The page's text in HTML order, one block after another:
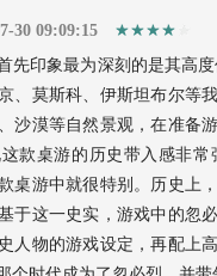
30 09:09:15
先印象最为深刻的是其高
、莫斯科、伊斯坦布尔等
沙漠等自然景观，在准备
款桌游的历史带入感非
桌游中就很特别。历史上
于这一史实，游戏中的忽
人物的游戏设定，再配上